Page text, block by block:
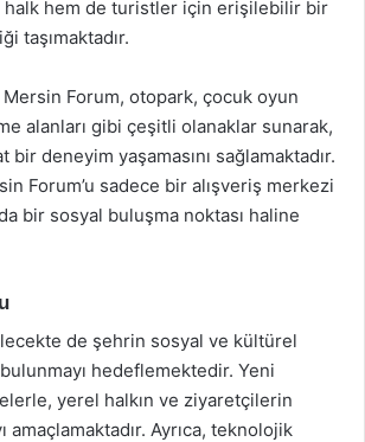
halk hem de turistler için erişilebilir bir
taşımaktadır.
Mersin Forum, otopark, çocuk oyun
alanları gibi çeşitli olanaklar sunarak,
deneyim yaşamasını sağlamaktadır.
Forum’u sadece bir alışveriş merkezi
bir sosyal buluşma noktası haline
de şehrin sosyal ve kültürel
bulunmayı hedeflemektedir. Yeni
yerel halkın ve ziyaretçilerin
amaçlamaktadır. Ayrıca, teknolojik